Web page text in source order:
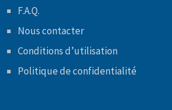
F.A.Q.
Nous contacter
Conditions d’utilisation
Politique de confidentialité